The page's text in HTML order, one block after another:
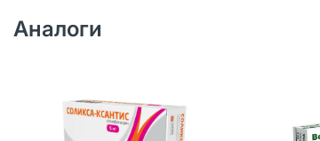
Аналоги